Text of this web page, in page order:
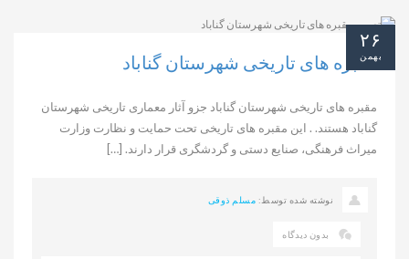
مقبره های تاریخی شهرستان گناباد
مقبره های تاریخی شهرستان گناباد جزو آثار معماری تاریخی شهرستان
گناباد هستند. . این مقبره های تاریخی تحت حمایت و نظارت وزارت
میراث فرهنگی، صنایع دستی و گردشگری قرار دارند. […]
۲۶
بهمن
نوشته شده توسط: مسلم ذوقی
بدون دیدگاه